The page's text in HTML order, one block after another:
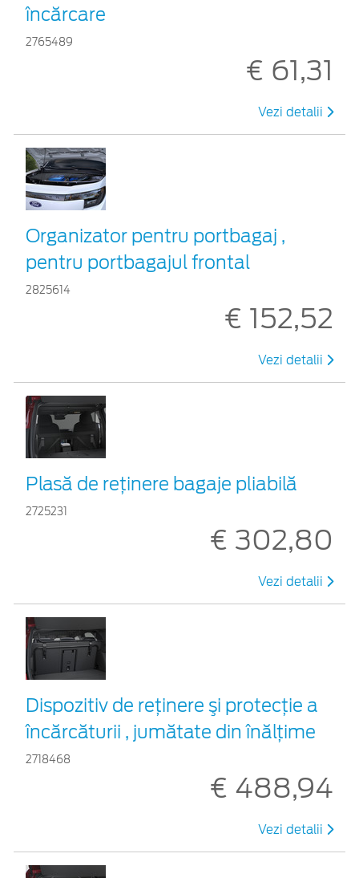
încărcare
2765489
€ 61,31
Vezi detalii
Organizator pentru portbagaj ,
pentru portbagajul frontal
2825614
€ 152,52
Vezi detalii
Plasă de reţinere bagaje pliabilă
2725231
€ 302,80
Vezi detalii
Dispozitiv de reţinere şi protecţie a
încărcăturii , jumătate din înălțime
2718468
€ 488,94
Vezi detalii